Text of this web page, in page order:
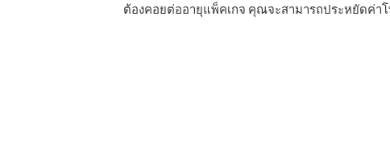
ต้องคอยต่ออายุแพ็คเกจ คุณจะสามารถประหยัดค่